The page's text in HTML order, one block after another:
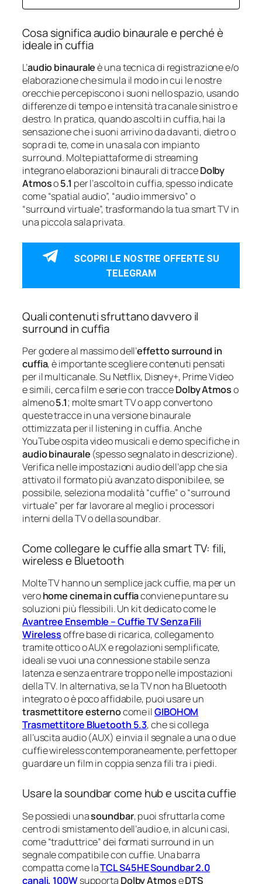
Cosa significa audio binaurale e perché è
ideale in cuffia
L’audio binauraleè una tecnica di registrazione e/o
elaborazione che simula il modo in cui le nostre
orecchie percepiscono i suoni nello spazio, usando
differenze di tempo e intensità tra canale sinistro e
destro. In pratica, quando ascolti in cuffia, hai la
sensazione che i suoni arrivino da davanti, dietro o
sopra di te, come in una sala con impianto
surround. Molte piattaforme di streaming
integrano elaborazioni binaurali di tracceDolby
Atmoso5.1 per l’ascolto in cuffia, spesso indicate
come “spatial audio”, “audio immersivo” o
“surround virtuale”, trasformando la tua smart TV in
una piccola sala privata.
SCOPRI LE NOSTRE OFFERTE SU
TELEGRAM
Quali contenuti sfruttano davvero il
surround in cuffia
Per godere al massimo dell’effetto surround in
cuffia, è importante scegliere contenuti pensati
per il multicanale. Su Netflix, Disney+, Prime Video
e simili, cerca film e serie con tracceDolby Atmoso
almeno5.1; molte smart TV o app convertono
queste tracce in una versione binaurale
ottimizzata per il listening in cuffia. Anche
YouTube ospita video musicali e demo specifiche in
audio binaurale (spesso segnalato in descrizione).
Verifica nelle impostazioni audio dell’app che sia
attivato il formato più avanzato disponibile e, se
possibile, seleziona modalità “cuffie” o “surround
virtuale” per far lavorare al meglio i processori
interni della TV o della soundbar.
Come collegare le cuffie alla smart TV: fili,
wireless e Bluetooth
Molte TV hanno un semplice jack cuffie, ma per un
verohome cinema in cuffiaconviene puntare su
soluzioni più flessibili. Un kit dedicato come le
Avantree Ensemble – Cuffie TV Senza Fili
Wirelessoffre base di ricarica, collegamento
tramite ottico o AUX e regolazioni semplificate,
ideali se vuoi una connessione stabile senza
latenza e senza entrare troppo nelle impostazioni
della TV. In alternativa, se la TV non ha Bluetooth
integrato o è poco affidabile, puoi usare un
trasmettitore esternocome ilGIBOHOM
Trasmettitore Bluetooth 5.3, che si collega
all’uscita audio (AUX) e invia il segnale a una o due
cuffie wireless contemporaneamente, perfetto per
guardare un film in coppia senza fili tra i piedi.
Usare la soundbar come hub e uscita cuffie
Se possiedi unasoundbar, puoi sfruttarla come
centro di smistamento dell’audio e, in alcuni casi,
come “traduttrice” dei formati surround in un
segnale compatibile con cuffie. Una barra
compatta come laTCL S45HE Soundbar 2.0
canali, 100Wsupporta Dolby AtmoseDTS